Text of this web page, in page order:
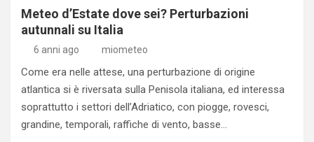
Meteo d’Estate dove sei? Perturbazioni
autunnali su Italia
6 anni ago miometeo
Come era nelle attese, una perturbazione di origine
atlantica si è riversata sulla Penisola italiana, ed interessa
soprattutto i settori dell’Adriatico, con piogge, rovesci,
grandine, temporali, raffiche di vento, basse…